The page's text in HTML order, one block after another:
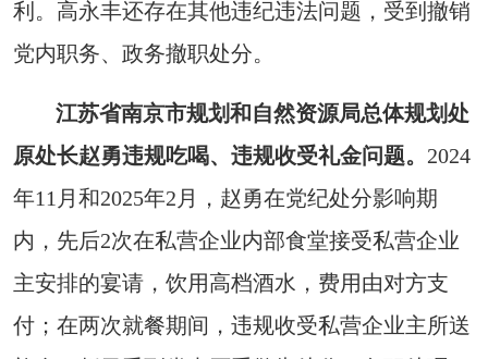
利。高永丰还存在其他违纪违法问题，受到撤销
党内职务、政务撤职处分。
江苏省南京市规划和自然资源局总体规划处
原处长赵勇违规吃喝、违规收受礼金问题。 2024
年11月和2025年2月，赵勇在党纪处分影响期
内，先后2次在私营企业内部食堂接受私营企业
主安排的宴请，饮用高档酒水，费用由对方支
付；在两次就餐期间，违规收受私营企业主所送